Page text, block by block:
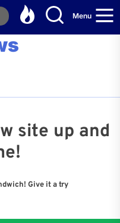
Menu
site up and
Give it a try